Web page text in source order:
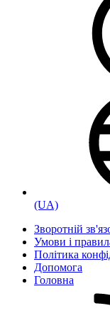
(UA)
Зворотній
Умови і
Політика
Дoпoмoга
Головна